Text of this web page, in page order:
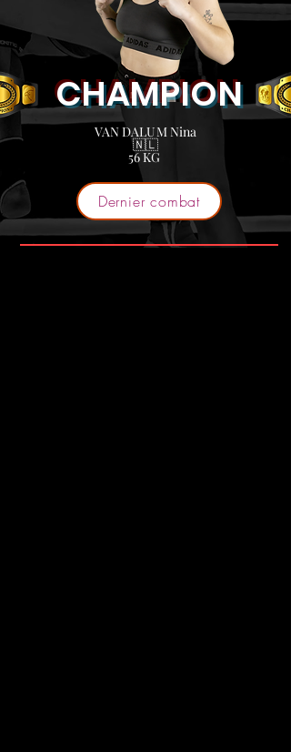
CHAMPION
VAN DALUM Nina
​🇳🇱
56 KG
Dernier combat